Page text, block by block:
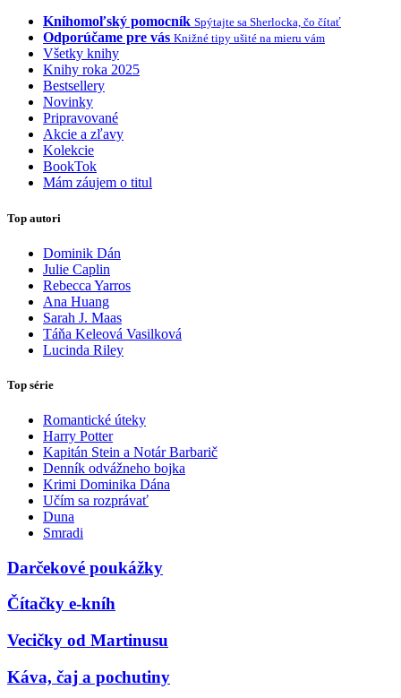
Knihomoľský pomocník Spýtajte sa Sherlocka, čo čítať
Odporúčame pre vás Knižné tipy ušité na mieru vám
Všetky knihy
Knihy roka 2025
Bestsellery
Novinky
Pripravované
Akcie a zľavy
Kolekcie
BookTok
Mám záujem o titul
Top autori
Dominik Dán
Julie Caplin
Rebecca Yarros
Ana Huang
Sarah J. Maas
Táňa Keleová Vasilková
Lucinda Riley
Top série
Romantické úteky
Harry Potter
Kapitán Stein a Notár Barbarič
Denník odvážneho bojka
Krimi Dominika Dána
Učím sa rozprávať
Duna
Smradi
Darčekové poukážky
Čítačky e-kníh
Vecičky od Martinusu
Káva, čaj a pochutiny